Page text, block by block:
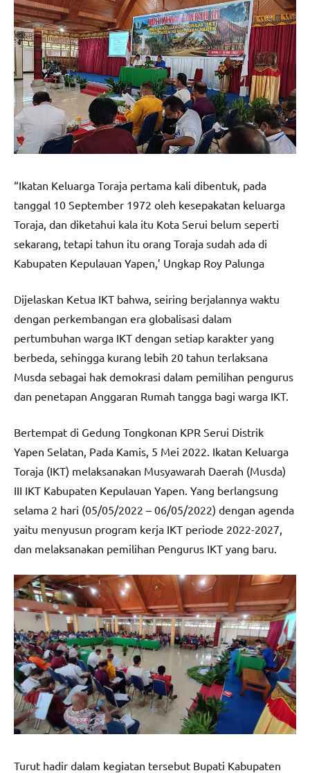
“Ikatan Keluarga Toraja pertama kali dibentuk, pada
tanggal 10 September 1972 oleh kesepakatan keluarga
Toraja, dan diketahui kala itu Kota Serui belum seperti
sekarang, tetapi tahun itu orang Toraja sudah ada di
Kabupaten Kepulauan Yapen,’ Ungkap Roy Palunga
Dijelaskan Ketua IKT bahwa, seiring berjalannya waktu
dengan perkembangan era globalisasi dalam
pertumbuhan warga IKT dengan setiap karakter yang
berbeda, sehingga kurang lebih 20 tahun terlaksana
Musda sebagai hak demokrasi dalam pemilihan pengurus
dan penetapan Anggaran Rumah tangga bagi warga IKT.
Bertempat di Gedung Tongkonan KPR Serui Distrik
Yapen Selatan, Pada Kamis, 5 Mei 2022. Ikatan Keluarga
Toraja (IKT) melaksanakan Musyawarah Daerah (Musda)
III IKT Kabupaten Kepulauan Yapen. Yang berlangsung
selama 2 hari (05/05/2022 – 06/05/2022) dengan agenda
yaitu menyusun program kerja IKT periode 2022-2027,
dan melaksanakan pemilihan Pengurus IKT yang baru.
Turut hadir dalam kegiatan tersebut Bupati Kabupaten